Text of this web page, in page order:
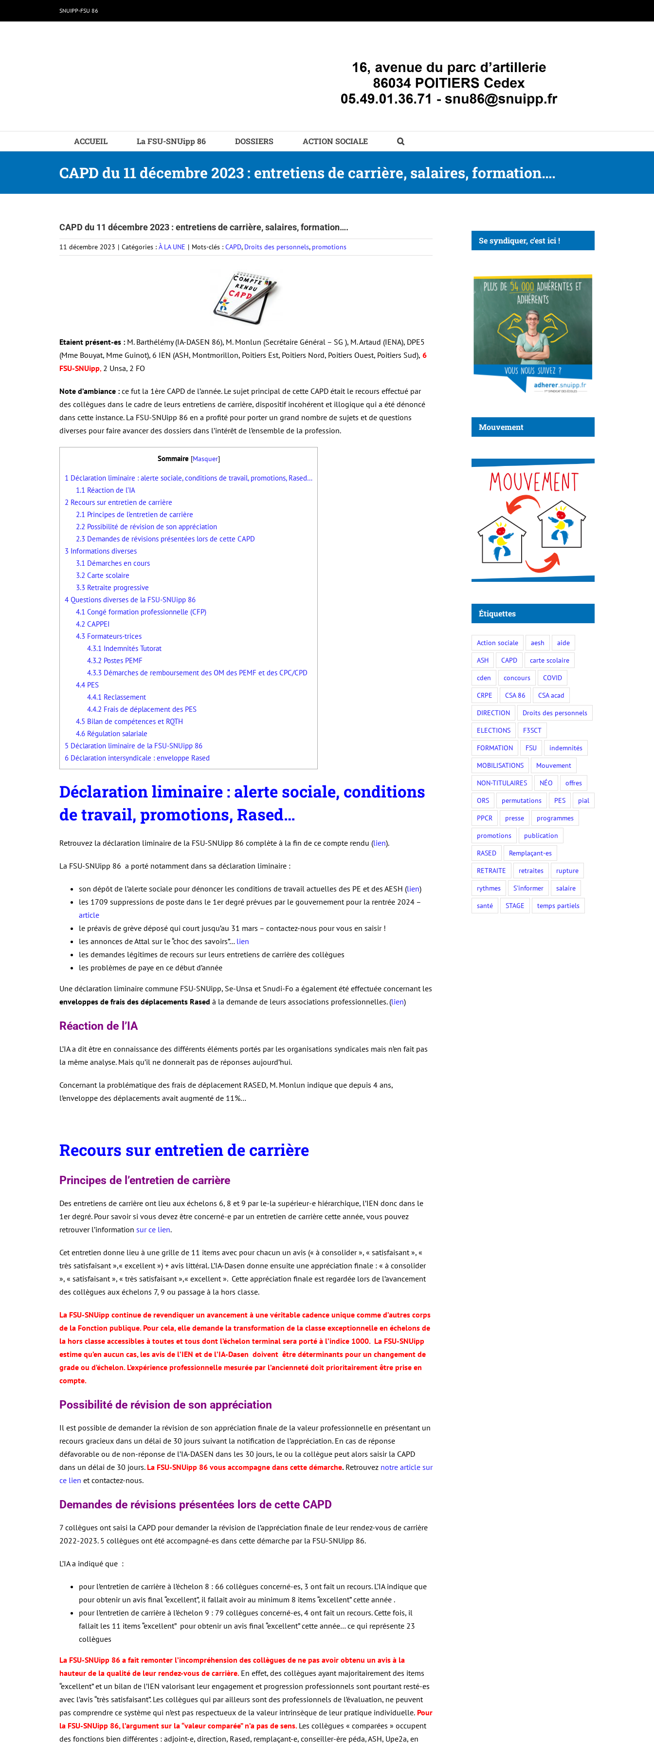
au
SNUIPP-FSU 86
ACCUEIL La FSU-SNUipp 86 DOSSIERS ACTION SOCIALE
CAPD du 11 décembre 2023 : entretiens de carrière, salaires, formation….
CAPD du 11 décembre 2023 : entretiens de carrière, salaires, formation….
11 décembre 2023 | Catégories : À LA UNE | Mots-clés : CAPD, Droits des personnels, promotions
Etaient présent-es : M. Barthélémy (IA-DASEN 86), M. Monlun (Secrétaire Général – SG ), M. Artaud (IENA), DPE5
(Mme Bouyat, Mme Guinot), 6 IEN (ASH, Montmorillon, Poitiers Est, Poitiers Nord, Poitiers Ouest, Poitiers Sud), 6
FSU-SNUipp, 2 Unsa, 2 FO
Note d’ambiance : ce fut la 1ère CAPD de l’année. Le sujet principal de cette CAPD était le recours effectué par
des collègues dans le cadre de leurs entretiens de carrière, dispositif incohérent et illogique qui a été dénoncé
dans cette instance. La FSU-SNUipp 86 en a profité pour porter un grand nombre de sujets et de questions
diverses pour faire avancer des dossiers dans l’intérêt de l’ensemble de la profession.
Sommaire [Masquer]
1 Déclaration liminaire : alerte sociale, conditions de travail, promotions, Rased…
1.1 Réaction de l’IA
2 Recours sur entretien de carrière
2.1 Principes de l’entretien de carrière
2.2 Possibilité de révision de son appréciation
2.3 Demandes de révisions présentées lors de cette CAPD
3 Informations diverses
3.1 Démarches en cours
3.2 Carte scolaire
3.3 Retraite progressive
4 Questions diverses de la FSU-SNUipp 86
4.1 Congé formation professionnelle (CFP)
4.2 CAPPEI
4.3 Formateurs-trices
4.3.1 Indemnités Tutorat
4.3.2 Postes PEMF
4.3.3 Démarches de remboursement des OM des PEMF et des CPC/CPD
4.4PES
4.4.1 Reclassement
4.4.2 Frais de déplacement des PES
4.5 Bilan de compétences et RQTH
4.6Régulation salariale
5 Déclaration liminaire de la FSU-SNUipp 86
6 Déclaration intersyndicale : enveloppe Rased
Déclaration liminaire : alerte sociale, conditions
de travail, promotions, Rased…
Retrouvez la déclaration liminaire de la FSU-SNUipp 86 complète à la fin de ce compte rendu (lien).
La FSU-SNUipp 86 a porté notamment dans sa déclaration liminaire :
son dépôt de l’alerte sociale pour dénoncer les conditions de travail actuelles des PE et des AESH (lien)
les 1709 suppressions de poste dans le 1er degré prévues par le gouvernement pour la rentrée 2024 –
article
le préavis de grève déposé qui court jusqu’au 31 mars – contactez-nous pour vous en saisir !
les annonces de Attal sur le “choc des savoirs”… lien
les demandes légitimes de recours sur leurs entretiens de carrière des collègues
les problèmes de paye en ce début d’année
Une déclaration liminaire commune FSU-SNUipp, Se-Unsa et Snudi-Fo a également été effectuée concernant les
enveloppes de frais des déplacements Rased à la demande de leurs associations professionnelles. (lien)
Réaction de l’IA
L’IA a dit être en connaissance des différents éléments portés par les organisations syndicales mais n’en fait pas
la même analyse. Mais qu’il ne donnerait pas de réponses aujourd’hui.
Concernant la problématique des frais de déplacement RASED, M. Monlun indique que depuis 4 ans,
l’enveloppe des déplacements avait augmenté de 11%…
Recours sur entretien de carrière
Principes de l’entretien de carrière
Des entretiens de carrière ont lieu aux échelons 6, 8 et 9 par le-la supérieur-e hiérarchique, l’IEN donc dans le
1er degré. Pour savoir si vous devez être concerné-e par un entretien de carrière cette année, vous pouvez
retrouver l’information sur ce lien.
Cet entretien donne lieu à une grille de 11 items avec pour chacun un avis (« à consolider », « satisfaisant », «
très satisfaisant »,« excellent ») + avis littéral. L’IA-Dasen donne ensuite une appréciation finale : « à consolider
», « satisfaisant », « très satisfaisant »,« excellent ». Cette appréciation finale est regardée lors de l’avancement
des collègues aux échelons 7, 9 ou passage à la hors classe.
La FSU-SNUipp continue de revendiquer un avancement à une véritable cadence unique comme d’autres corps
de la Fonction publique. Pour cela, elle demande la transformation de la classe exceptionnelle en échelons de
la hors classe accessibles à toutes et tous dont l’échelon terminal sera porté à l’indice 1000. La FSU-SNUipp
estime qu’en aucun cas, les avis de l’IEN et de l’IA-Dasen doivent être déterminants pour un changement de
grade ou d’échelon. L’expérience professionnelle mesurée par l’ancienneté doit prioritairement être prise en
compte.
Possibilité de révision de son appréciation
Il est possible de demander la révision de son appréciation finale de la valeur professionnelle en présentant un
recours gracieux dans un délai de 30 jours suivant la notification de l’appréciation. En cas de réponse
défavorable ou de non-réponse de l’IA-DASEN dans les 30 jours, le ou la collègue peut alors saisir la CAPD
dans un délai de 30 jours. La FSU-SNUipp 86 vous accompagne dans cette démarche. Retrouvez notre article sur
ce lien et contactez-nous.
Demandes de révisions présentées lors de cette CAPD
7 collègues ont saisi la CAPD pour demander la révision de l’appréciation finale de leur rendez-vous de carrière
2022-2023. 5 collègues ont été accompagné-es dans cette démarche par la FSU-SNUipp 86.
L’IA a indiqué que :
pour l’entretien de carrière à l’échelon 8 : 66 collègues concerné-es, 3 ont fait un recours. L’IA indique que
pour obtenir un avis final “excellent”, il fallait avoir au minimum 8 items “excellent” cette année .
pour l’entretien de carrière à l’échelon 9 : 79 collègues concerné-es, 4 ont fait un recours. Cette fois, il
fallait les 11 items “excellent” pour obtenir un avis final “excellent” cette année… ce qui représente 23
collègues
La FSU-SNUipp 86 a fait remonter l’incompréhension des collègues de ne pas avoir obtenu un avis à la
hauteur de la qualité de leur rendez-vous de carrière. En effet, des collègues ayant majoritairement des items
“excellent” et un bilan de l’IEN valorisant leur engagement et progression professionnels sont pourtant resté-es
avec l’avis “très satisfaisant”. Les collègues qui par ailleurs sont des professionnels de l’évaluation, ne peuvent
pas comprendre ce système qui n’est pas respectueux de la valeur intrinsèque de leur pratique individuelle. Pour
la FSU-SNUipp 86, l’argument sur la “valeur comparée” n’a pas de sens. Les collègues « comparées » occupent
des fonctions bien différentes : adjoint-e, direction, Rased, remplaçant-e, conseiller-ère péda, ASH, Upe2a, en
Se syndiquer, c’est ici !
Mouvement
Étiquettes
Action sociale aesh
aide
ASH
CAPD
carte scolaire
cden
concours
COVID
CRPE
CSA 86
CSA acad
DIRECTION
Droits des personnels
ELECTIONS
F3SCT
FORMATION
FSU
indemnités
MOBILISATIONS
Mouvement
NON-TITULAIRES
NÉO
offres
ORS
permutations PES
pial
PPCR
presse
programmes
promotions
publication
RASED
Remplaçant-es
RETRAITE
retraites
rupture
rythmes
S'informer
salaire
santé
STAGE temps partiels